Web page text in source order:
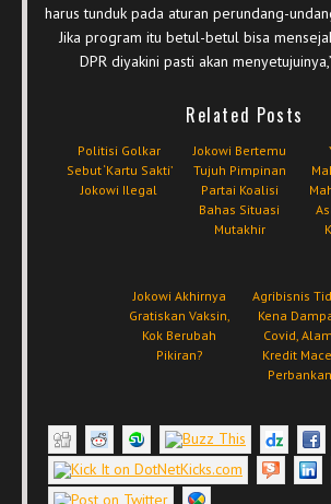
harus tunduk pada aturan perundang-
Jika program itu betul-betul bisa
DPR diyakini pasti akan
Related Posts
Politisi Golkar
Sebut ‘Kartu Sakti’
Jokowi Ilegal
Jokowi Bertemu
Tujuh Pimpinan
Partai Koalisi
Bahas Situasi
Mutakhir
Jokowi Akhirnya
Gratiskan Vaksin,
Kok Berubah
Pikiran?
Agribisnis
Kena
Covid,
Kredit
Perbankan